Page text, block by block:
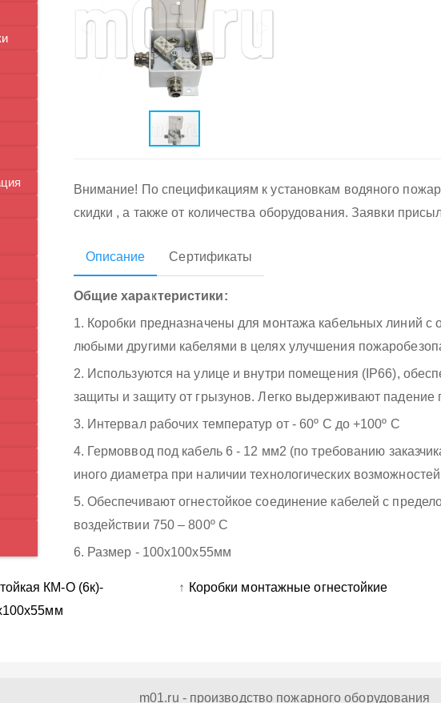
Внимание! По спецификациям к установкам водяного
скидки , а также от количества оборудования. Заявки
Описание Сертификаты
Общие характеристики:
1. Коробки предназначены для монтажа кабельных линий с
любыми другими кабелями в целях улучшения
2. Используются на улице и внутри помещения (IP66),
защиты и защиту от грызунов. Легко выдерживают падение
3. Интервал рабочих температур от - 60º С до +100º С
4. Гермоввод под кабель 6 - 12 мм2 (по требованию
иного диаметра при наличии технологических
5. Обеспечивают огнестойкое соединение кабелей с
воздействии 750 – 800º С
6. Размер - 100х100x55мм
КМ-О (6к)-
↑ Коробки монтажные огнестойкие
m01.ru - производство пожарного оборудования